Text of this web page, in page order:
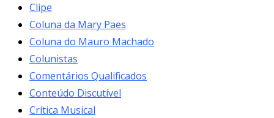
Clipe
Coluna da Mary Paes
Coluna do Mauro Machado
Colunistas
Comentários Qualificados
Conteúdo Discutível
Crítica Musical